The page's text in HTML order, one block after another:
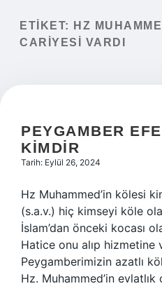
Yasal Uyarı
ETIKET:
HZ
CARIYESI VARDI
PEYGAMBER
KIMDIR
Tarih: Eylül 26, 2024
Hz Muhammed’in kölesi
(s.a.v.) hiç kimseyi köle
İslam’dan önceki kocası
Hatice onu alıp hizmetine
Peygamberimizin azatlı
Hz. Muhammed’in